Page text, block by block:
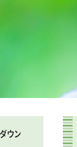
本
文